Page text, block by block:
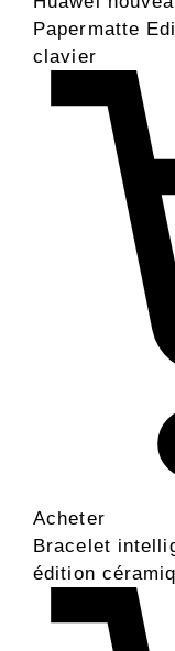
Papermatte
clavier
Acheter
Bracelet
édition